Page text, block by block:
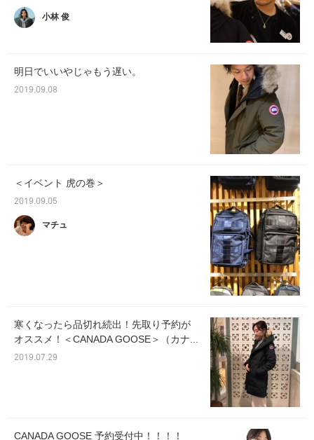
小林 俊
明日でいいやじゃもう遅い。
2019.09.08
＜イベント 虎の巻＞
2019.09.05
マチュ
寒くなったら品切れ続出！先取り予約が
オススメ！＜CANADA GOOSE＞（カナ...
2019.07.29
CANADA GOOSE 予約受付中！！！！